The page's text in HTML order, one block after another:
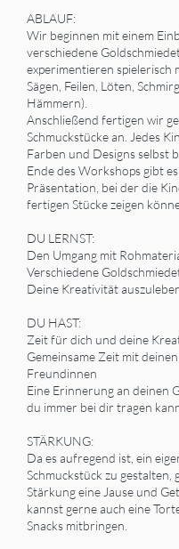
ABLAUF:
Wir beginnen mit einem
verschiedene
experimentieren spielerisch
Sägen, Feilen, Löten,
Hämmern).
Anschließend fertigen wir
Schmuckstücke an. Jedes
Farben und Designs selbst
Ende des Workshops gibt
Präsentation, bei der die
fertigen Stücke zeigen
DU LERNST:
Den Umgang mit
Verschiedene
Deine Kreativität
DU HAST:
Zeit für dich und deine
Gemeinsame Zeit mit
Freundinnen
Eine Erinnerung an deinen
du immer bei dir tragen
STÄRKUNG:
Da es aufregend ist, ein
Schmuckstück zu gestalten,
Stärkung eine Jause und
kannst gerne auch eine
Snacks mitbringen.